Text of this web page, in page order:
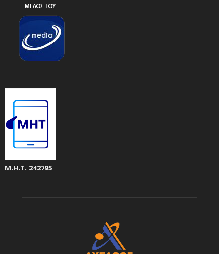
Μ.Η.Τ. 242795